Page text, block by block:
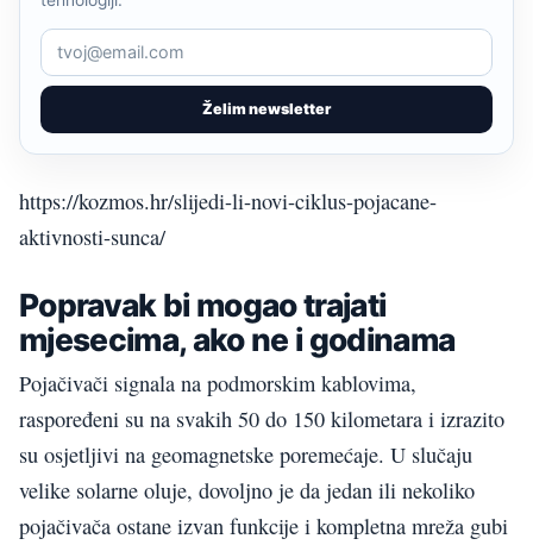
Želim newsletter
https://kozmos.hr/slijedi-li-novi-ciklus-pojacane-
aktivnosti-sunca/
Popravak bi mogao trajati
mjesecima, ako ne i godinama
Pojačivači signala na podmorskim kablovima,
raspoređeni su na svakih 50 do 150 kilometara i izrazito
su osjetljivi na geomagnetske poremećaje. U slučaju
velike solarne oluje, dovoljno je da jedan ili nekoliko
pojačivača ostane izvan funkcije i kompletna mreža gubi